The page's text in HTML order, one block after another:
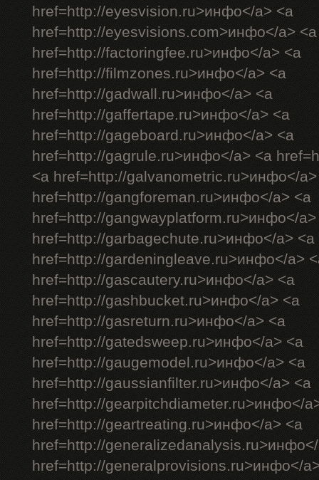
href=http://eyesvision.ru>инфо</a> <a
href=http://eyesvisions.com>инфо</a> <a
href=http://factoringfee.ru>инфо</a> <a
href=http://filmzones.ru>инфо</a> <a
href=http://gadwall.ru>инфо</a> <a
href=http://gaffertape.ru>инфо</a> <a
href=http://gageboard.ru>инфо</a> <a
href=http://gagrule.ru>инфо</a> <a
<a href=http://galvanometric.ru>инфо</
href=http://gangforeman.ru>инфо</a> <a
href=http://gangwayplatform.ru>инфо</a>
href=http://garbagechute.ru>инфо</a> <a
href=http://gardeningleave.ru>инфо</a>
href=http://gascautery.ru>инфо</a> <a
href=http://gashbucket.ru>инфо</a> <a
href=http://gasreturn.ru>инфо</a> <a
href=http://gatedsweep.ru>инфо</a> <a
href=http://gaugemodel.ru>инфо</a> <a
href=http://gaussianfilter.ru>инфо</a> <a
href=http://gearpitchdiameter.ru>инфо</
href=http://geartreating.ru>инфо</a> <a
href=http://
href=http://generalprovisions.ru>инфо</